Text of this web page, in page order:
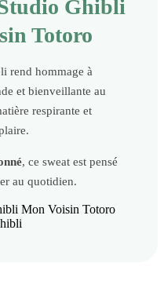
Ghibli
Totoro
rend hommage à
et bienveillante au
respirante et
, ce sweat est pensé
au quotidien.